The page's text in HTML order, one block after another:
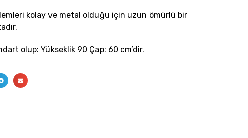
kolay ve metal olduğu için uzun ömürlü bir
olup: Yükseklik 90 Çap: 60 cm’dir.